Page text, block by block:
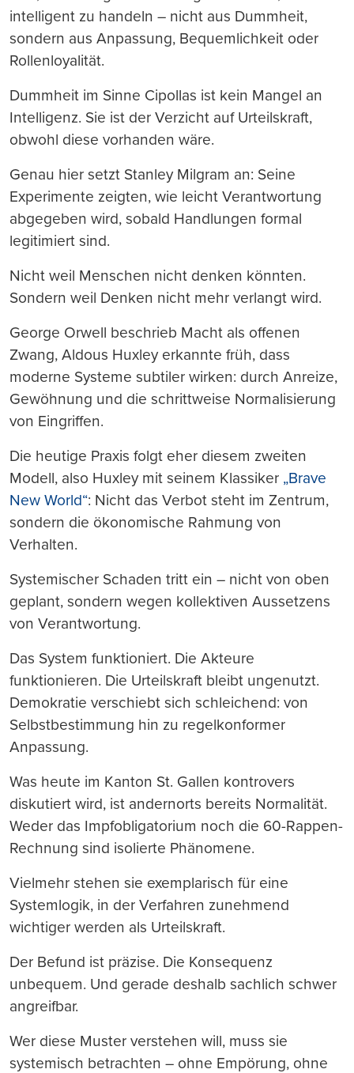
intelligent zu handeln – nicht aus Dummheit,
sondern aus Anpassung, Bequemlichkeit oder
Rollenloyalität.
Dummheit im Sinne Cipollas ist kein Mangel an
Intelligenz. Sie ist der Verzicht auf Urteilskraft,
obwohl diese vorhanden wäre.
Genau hier setzt Stanley Milgram an: Seine
Experimente zeigten, wie leicht Verantwortung
abgegeben wird, sobald Handlungen formal
legitimiert sind.
Nicht weil Menschen nicht denken könnten.
Sondern weil Denken nicht mehr verlangt wird.
George Orwell beschrieb Macht als offenen
Zwang, Aldous Huxley erkannte früh, dass
moderne Systeme subtiler wirken: durch Anreize,
Gewöhnung und die schrittweise Normalisierung
von Eingriffen.
Die heutige Praxis folgt eher diesem zweiten
Modell, also Huxley mit seinem Klassiker „Brave
New World“: Nicht das Verbot steht im Zentrum,
sondern die ökonomische Rahmung von
Verhalten.
Systemischer Schaden tritt ein – nicht von oben
geplant, sondern wegen kollektiven Aussetzens
von Verantwortung.
Das System funktioniert. Die Akteure
funktionieren. Die Urteilskraft bleibt ungenutzt.
Demokratie verschiebt sich schleichend: von
Selbstbestimmung hin zu regelkonformer
Anpassung.
Was heute im Kanton St. Gallen kontrovers
diskutiert wird, ist andernorts bereits Normalität.
Weder das Impfobligatorium noch die 60-Rappen-
Rechnung sind isolierte Phänomene.
Vielmehr stehen sie exemplarisch für eine
Systemlogik, in der Verfahren zunehmend
wichtiger werden als Urteilskraft.
Der Befund ist präzise. Die Konsequenz
unbequem. Und gerade deshalb sachlich schwer
angreifbar.
Wer diese Muster verstehen will, muss sie
systemisch betrachten – ohne Empörung, ohne